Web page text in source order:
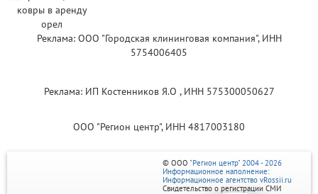
Реклама: ООО "Городская клининговая компания", ИНН
5754006405
Реклама: ИП Костенников Я.О , ИНН 575300050627
ООО "Регион центр", ИНН 4817003180
© ООО "Регион центр" 2004 - 2026
Информационное наполнение:
Информационное агентство vRossii.ru
Свидетельство о регистрации СМИ